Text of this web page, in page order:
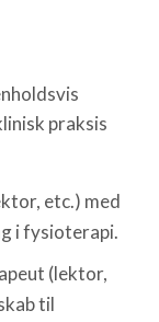
praksis
etc.) med
i fysioterapi.
(lektor,
til